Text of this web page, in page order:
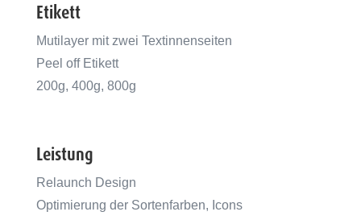
Etikett
Mutilayer mit zwei Textinnenseiten
Peel off Etikett
200g, 400g, 800g
Leistung
Relaunch Design
Optimierung der Sortenfarben, Icons